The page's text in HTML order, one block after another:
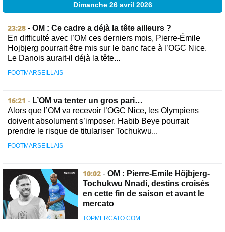
Dimanche 26 avril 2026
23:28 - OM : Ce cadre a déjà la tête ailleurs ?
En difficulté avec l’OM ces derniers mois, Pierre-Émile
Hojbjerg pourrait être mis sur le banc face à l’OGC Nice.
Le Danois aurait-il déjà la tête...
FOOTMARSEILLAIS
16:21 - L’OM va tenter un gros pari…
Alors que l’OM va recevoir l’OGC Nice, les Olympiens
doivent absolument s’imposer. Habib Beye pourrait
prendre le risque de titulariser Tochukwu...
FOOTMARSEILLAIS
10:02 - OM : Pierre-Emile Höjbjerg-
Tochukwu Nnadi, destins croisés
en cette fin de saison et avant le
mercato
TOPMERCATO.COM